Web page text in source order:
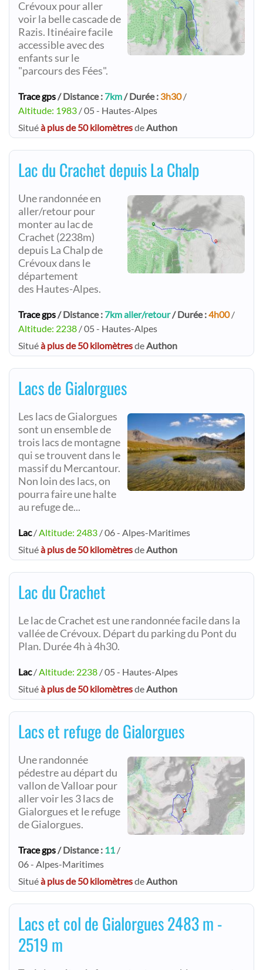
Crévoux pour aller
voir la belle cascade de
Razis. Itinéaire facile
accessible avec des
enfants sur le
"parcours des Fées".
Trace gps / Distance : 7km / Durée : 3h30/
Altitude: 1983 / 05 - Hautes-Alpes
Situéà plus de 50 kilomètresde Authon
Lac du Crachet depuis La Chalp
Une randonnée en
aller/retour pour
monter au lac de
Crachet (2238m)
depuis La Chalp de
Crévoux dans le
département
des Hautes-Alpes.
Trace gps / Distance : 7km aller/retour/ Durée :4h00/
Altitude: 2238 / 05 - Hautes-Alpes
Situéà plus de 50 kilomètresde Authon
Lacs de Gialorgues
Les lacs de Gialorgues
sont un ensemble de
trois lacs de montagne
qui se trouvent dans le
massif du Mercantour.
Non loin des lacs, on
pourra faire une halte
au refuge de...
Lac/ Altitude: 2483 / 06 - Alpes-Maritimes
Situéà plus de 50 kilomètresde Authon
Lac du Crachet
Le lac de Crachet est une randonnée facile dans la
vallée de Crévoux. Départ du parking du Pont du
Plan. Durée 4h à 4h30.
Lac/ Altitude: 2238 / 05 - Hautes-Alpes
Situéà plus de 50 kilomètresde Authon
Lacs et refuge de Gialorgues
Une randonnée
pédestre au départ du
vallon de Valloar pour
aller voir les 3 lacs de
Gialorgues et le refuge
de Gialorgues.
Trace gps / Distance : 11 /
06 - Alpes-Maritimes
Situéà plus de 50 kilomètresde Authon
Lacs et col de Gialorgues 2483 m -
2519 m